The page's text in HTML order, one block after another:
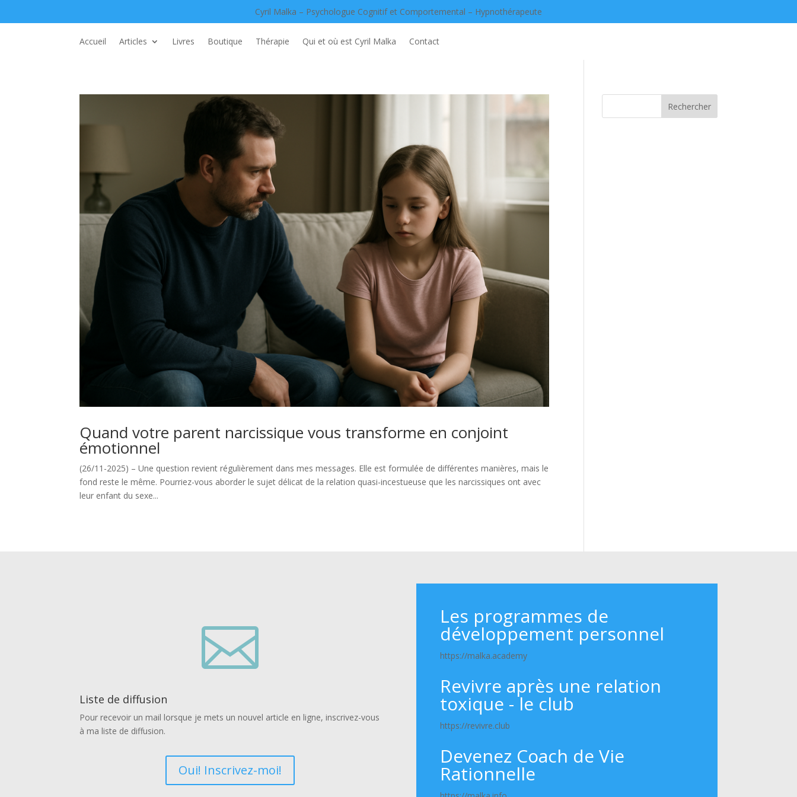
Cyril Malka – Psychologue Cognitif et Comportemental – Hypnothérapeute
Accueil Articles Livres Boutique Thérapie Qui et où est Cyril Malka Contact
Quand votre parent narcissique vous transforme en conjoint
émotionnel
(26/11-2025) – Une question revient régulièrement dans mes messages. Elle est formulée de différentes manières, mais le
fond reste le même. Pourriez-vous aborder le sujet délicat de la relation quasi-incestueuse que les narcissiques ont avec
leur enfant du sexe...
Rechercher

Liste de diffusion
Pour recevoir un mail lorsque je mets un nouvel article en ligne, inscrivez-vous
à ma liste de diffusion.
Oui! Inscrivez-moi!
Les programmes de
développement personnel
https://malka.academy
Revivre après une relation
toxique - le club
https://revivre.club
Devenez Coach de Vie
Rationnelle